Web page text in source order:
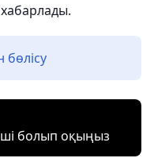
болып оқыңыз